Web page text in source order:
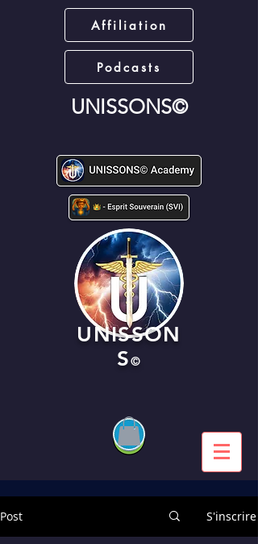
Affiliation
Podcasts
UNISSONS©
UNISSON
S©
Post S'inscrire